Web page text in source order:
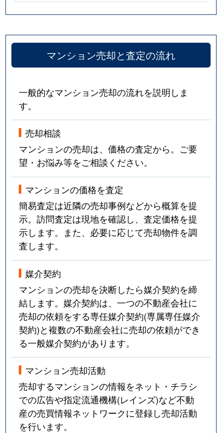
マンション売却と査定の流れ
一般的なマンション売却の流れを説明しま
す。
売却相談
マンションの売却は、価格の査定から。ご要
望・お悩み等をご相談ください。
マンションの価格を査定
簡易査定は近隣の売却事例などから概算を提
示。訪問査定は現地を確認し、査定価格を提
示します。また、必要に応じて売却物件を調
査します。
媒介契約
マンションの売却を決断したら媒介契約を締
結します。媒介契約は、一つの不動産会社に
売却の依頼をする専任媒介契約(専属専任媒介
契約)と複数の不動産会社に売却の依頼ができ
る一般媒介契約があります。
マンション売却活動
売却するマンションの情報をネット・チラシ
での広告や指定流通機構(レインズ)など不動
産の売買情報ネットワークに登録し売却活動
を行います。